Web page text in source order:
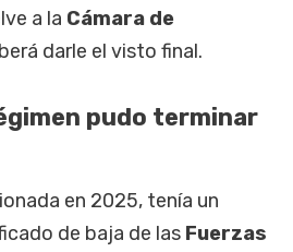
a la Cámara de
darle el visto final.
pudo terminar
en 2025, tenía un
de baja de las Fuerzas